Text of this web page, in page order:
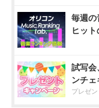
毎週の
ヒット
試写会
ンチェ
プレゼ